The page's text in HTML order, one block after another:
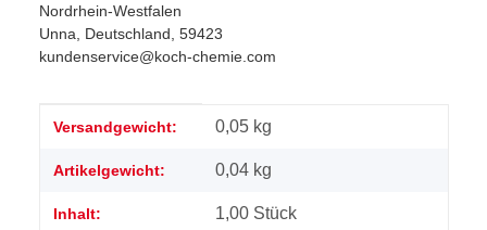
Nordrhein-Westfalen
Unna, Deutschland, 59423
kundenservice@koch-chemie.com
Produkteigenschaft
Wert
Versandgewicht: 0,05 kg
Artikelgewicht: 0,04 kg
Inhalt: 1,00 Stück